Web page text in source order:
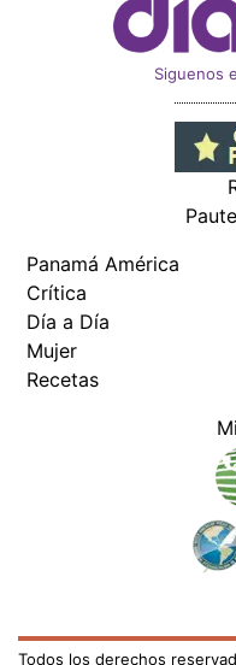
Siguenos
Panamá América
Crítica
Día a Día
Mujer
Recetas
Todos los derechos